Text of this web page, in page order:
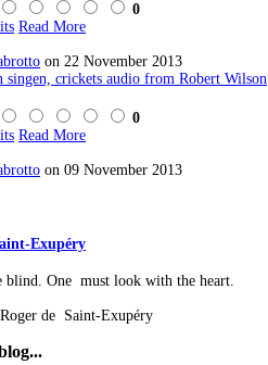
0
Read More
on 22 November 2013
crickets audio from Robert Wilson
0
Read More
on 09 November 2013
Exupéry
blind. One must look with the heart.
de Saint-Exupéry